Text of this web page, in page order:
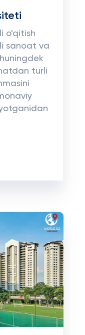
o'qitish
sanoat va
turli